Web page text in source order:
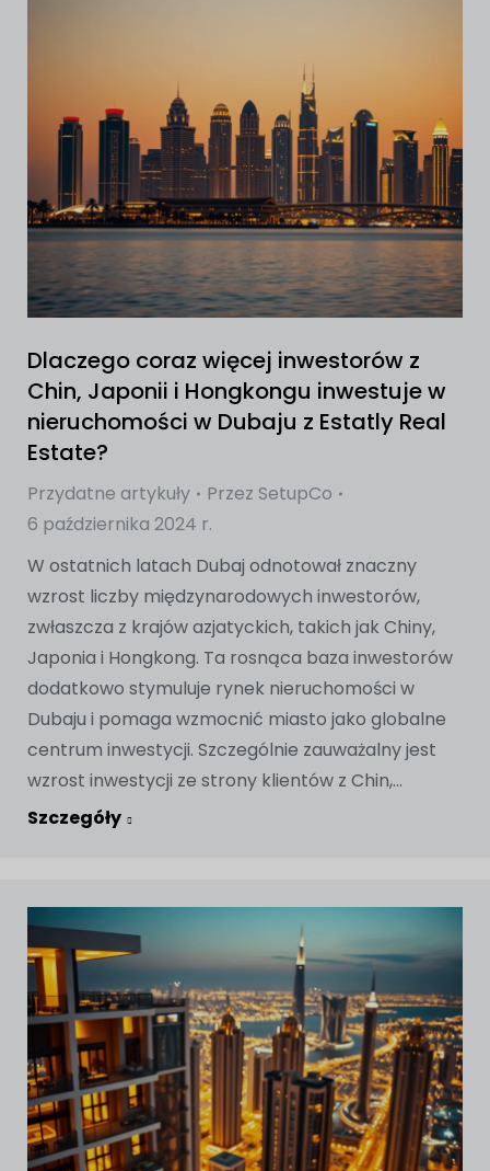
Dlaczego coraz więcej inwestorów z
Chin, Japonii i Hongkongu inwestuje w
nieruchomości w Dubaju z Estatly Real
Estate?
Przydatne artykuły Przez SetupCo
6 października 2024 r.
W ostatnich latach Dubaj odnotował znaczny
wzrost liczby międzynarodowych inwestorów,
zwłaszcza z krajów azjatyckich, takich jak Chiny,
Japonia i Hongkong. Ta rosnąca baza inwestorów
dodatkowo stymuluje rynek nieruchomości w
Dubaju i pomaga wzmocnić miasto jako globalne
centrum inwestycji. Szczególnie zauważalny jest
wzrost inwestycji ze strony klientów z Chin,...
Szczegóły